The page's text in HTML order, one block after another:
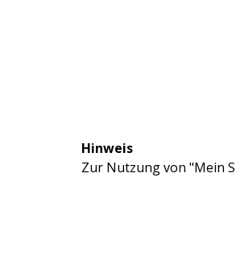
Hinweis
Zur Nutzung von "Mein